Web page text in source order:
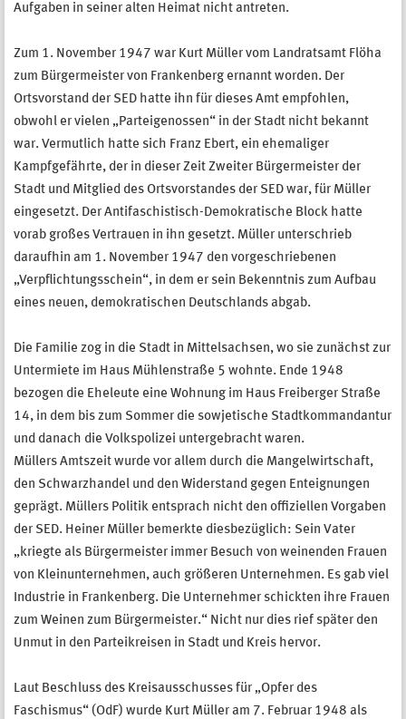
Aufgaben in seiner alten Heimat nicht antreten.
Zum 1. November 1947 war Kurt Müller vom Landratsamt Flöha
zum Bürgermeister von Frankenberg ernannt worden. Der
Ortsvorstand der SED hatte ihn für dieses Amt empfohlen,
obwohl er vielen „Parteigenossen“ in der Stadt nicht bekannt
war. Vermutlich hatte sich Franz Ebert, ein ehemaliger
Kampfgefährte, der in dieser Zeit Zweiter Bürgermeister der
Stadt und Mitglied des Ortsvorstandes der SED war, für Müller
eingesetzt. Der Antifaschistisch-Demokratische Block hatte
vorab großes Vertrauen in ihn gesetzt. Müller unterschrieb
daraufhin am 1. November 1947 den vorgeschriebenen
„Verpflichtungsschein“, in dem er sein Bekenntnis zum Aufbau
eines neuen, demokratischen Deutschlands abgab.
Die Familie zog in die Stadt in Mittelsachsen, wo sie zunächst zur
Untermiete im Haus Mühlenstraße 5 wohnte. Ende 1948
bezogen die Eheleute eine Wohnung im Haus Freiberger Straße
14, in dem bis zum Sommer die sowjetische Stadtkommandantur
und danach die Volkspolizei untergebracht waren.
Müllers Amtszeit wurde vor allem durch die Mangelwirtschaft,
den Schwarzhandel und den Widerstand gegen Enteignungen
geprägt. Müllers Politik entsprach nicht den offiziellen Vorgaben
der SED. Heiner Müller bemerkte diesbezüglich: Sein Vater
„kriegte als Bürgermeister immer Besuch von weinenden Frauen
von Kleinunternehmen, auch größeren Unternehmen. Es gab viel
Industrie in Frankenberg. Die Unternehmer schickten ihre Frauen
zum Weinen zum Bürgermeister.“ Nicht nur dies rief später den
Unmut in den Parteikreisen in Stadt und Kreis hervor.
Laut Beschluss des Kreisausschusses für „Opfer des
Faschismus“ (OdF) wurde Kurt Müller am 7. Februar 1948 als